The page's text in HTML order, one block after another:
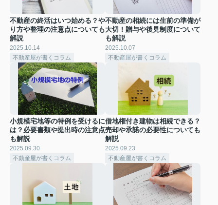
不動産の終活はいつ始める？や
り方や整理の注意点についても
解説
2025.10.14
不動産屋が書くコラム
不動産の相続には生前の準備が
大切！贈与や後見制度について
も解説
2025.10.07
不動産屋が書くコラム
小規模宅地等の特例を受けるに
は？必要書類や提出時の注意点
も解説
2025.09.30
不動産屋が書くコラム
借地権付き建物は相続できる？
売却や承諾の必要性についても
解説
2025.09.23
不動産屋が書くコラム